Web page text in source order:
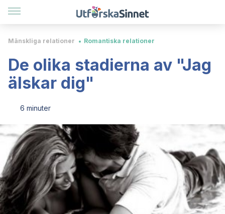
Mänskliga relationer Romantiska relationer
De olika stadierna av "Jag
älskar dig"
6 minuter